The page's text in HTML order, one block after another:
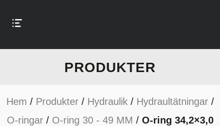
PRODUKTER
Hem / Produkter/ Hydraulik/ Hydraultätningar/
O-ringar/ O-ring 30 - 49 MM / O-ring 34,2×3,0